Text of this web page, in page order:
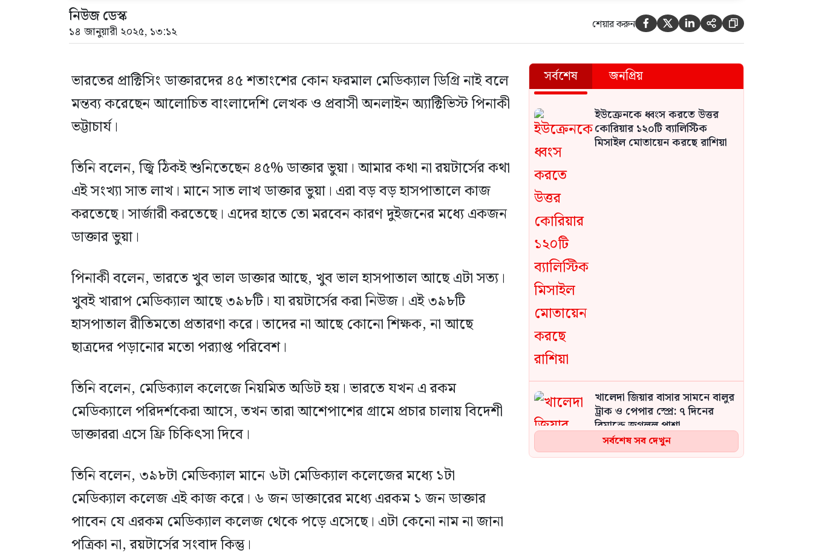
নিউজ ডেস্ক
১৪ জানুয়ারী ২০২৫, ১৩:১২ শেয়ার করুন     
ভারতের প্রাক্টিসিং ডাক্তারদের ৪৫ শতাংশের কোন ফরমাল মেডিক্যাল ডিগ্রি নাই বলে
মন্তব্য করেছেন আলোচিত বাংলাদেশি লেখক ও প্রবাসী অনলাইন অ্যাক্টিভিস্ট পিনাকী
ভট্টাচার্য।
তিনি বলেন, জ্বি ঠিকই শুনিতেছেন ৪৫% ডাক্তার ভুয়া। আমার কথা না রয়টার্সের কথা
এই সংখ্যা সাত লাখ। মানে সাত লাখ ডাক্তার ভুয়া। এরা বড় বড় হাসপাতালে কাজ
করতেছে। সার্জারী করতেছে। এদের হাতে তো মরবেন কারণ দুইজনের মধ্যে একজন
ডাক্তার ভুয়া।
পিনাকী বলেন, ভারতে খুব ভাল ডাক্তার আছে, খুব ভাল হাসপাতাল আছে এটা সত্য।
খুবই খারাপ মেডিক্যাল আছে ৩৯৮টি। যা রয়টার্সের করা নিউজ। এই ৩৯৮টি
হাসপাতাল রীতিমতো প্রতারণা করে। তাদের না আছে কোনো শিক্ষক, না আছে
ছাত্রদের পড়ানোর মতো পর‌্যাপ্ত পরিবেশ।
তিনি বলেন, মেডিক্যাল কলেজে নিয়মিত অডিট হয়। ভারতে যখন এ রকম
মেডিক্যালে পরিদর্শকেরা আসে, তখন তারা আশেপাশের গ্রামে প্রচার চালায় বিদেশী
ডাক্তাররা এসে ফ্রি চিকিৎসা দিবে।
তিনি বলেন, ৩৯৮টা মেডিক্যাল মানে ৬টা মেডিক্যাল কলেজের মধ্যে ১টা
মেডিক্যাল কলেজ এই কাজ করে। ৬ জন ডাক্তারের মধ্যে এরকম ১ জন ডাক্তার
পাবেন যে এরকম মেডিক্যাল কলেজ থেকে পড়ে এসেছে। এটা কেনো নাম না জানা
পত্রিকা না, রয়টার্সের সংবাদ কিন্তু।
সর্বশেষ জনপ্রিয়
ইউক্রেনকে ধ্বংস করতে উত্তর
কোরিয়ার ১২০টি ব্যালিস্টিক
মিসাইল মোতায়েন করছে রাশিয়া
খালেদা জিয়ার বাসার সামনে বালুর
ট্রাক ও পেপার স্প্রে: ৭ দিনের
রিমান্ডে জগলুল পাশা
সর্বশেষ সব দেখুন